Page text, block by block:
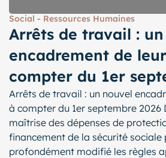
Social - Ressources Humaines
Arrêts de travail :
encadrement de
compter du 1er
Arrêts de travail : un nouvel
à compter du 1er septembre 2026
maîtrise des dépenses de
financement de la sécurité sociale
profondément modifié les règles